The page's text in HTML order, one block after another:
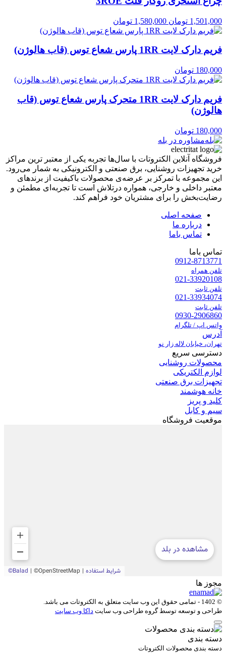
1,501,000 تومان 1,580,000 تومان
فریم دارک لایت 1RR پارس شعاع توس (قاب هالوژن)
180,000 تومان
فریم دارک لایت 1RR متحرک پارس شعاع توس (قاب
هالوژن)
180,000 تومان
مشاوره در بله
فروشگاه آنلاین الکتروتات با سال‌ها تجربه یکی از معتبر ترین مراکز
خرید تجهیزات روشنایی، برق صنعتی و الکترونیکی به شمار می‌رود.
این مجموعه با تمرکز بر عرضه‌ی محصولات باکیفیت از برندهای
معتبر داخلی و خارجی، همواره درتلاش است تا تجربه‌ای مطمئن و
رضایت‌بخش را برای مشتریان خود فراهم کند.
صفحه اصلی
درباره ما
تماس باما
تماس باما
0912-8713771
تلفن همراه
021-33920108
تلفن ثابت
021-33934074
تلفن ثابت
0930-2906860
واتس اپ / تلگرام
آدرس
تهران، خیابان لاله زار نو
دسترسی سریع
محصولات روشنایی
لوازم الکتریکی
تجهیزات برق صنعتی
خانه هوشمند
کلید و پریز
سیم و کابل
موقعیت فروشگاه
مجوز ها
© 1402 - تمامی حقوق این وب سایت متعلق به الکتروتات می باشد.
طراحی و توسعه توسط گروه طراحی وب سایت داکا وب سایت
دسته بندی
دسته بندی محصولات الکتروتات